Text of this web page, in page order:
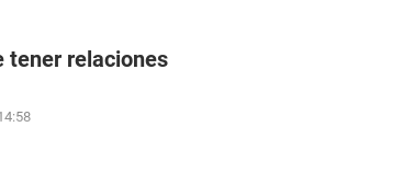
tener relaciones